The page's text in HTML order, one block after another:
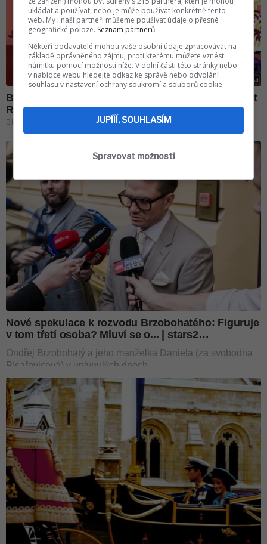
ukládat a používat, nebo je může používat konkrétně tento
web. My i naši partneři můžeme používat údaje o přesné
geografické poloze. Seznam partnerů
Někteří dodavatelé mohou vaše osobní údaje zpracovávat na
základě oprávněného zájmu, proti kterému můžete vznést
námitku pomocí možností níže. V dolní části této stránky nebo
v nabídce webu hledejte odkaz ke správě nebo odvolání
souhlasu v nastavení ochrany soukromí a souborů cookie.
JUPÍÍÍ, SOUHLASÍM
Spravovat možnosti